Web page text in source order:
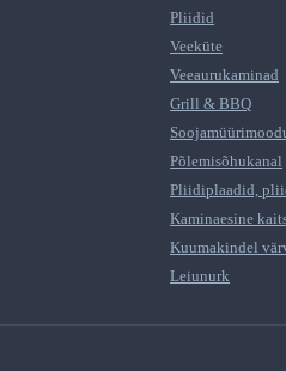
Pliidid
Veeküte
Veeaurukaminad
Grill & BBQ
Põlemisõhukanal
Pliidiplaadid,
Kaminaesine
Kuumakindel
Leiunurk